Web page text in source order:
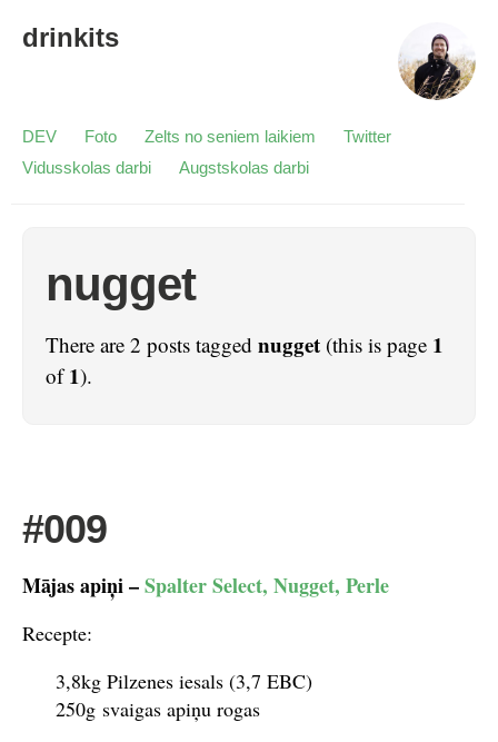
drinkits
DEV Foto Zelts no seniem laikiem
Twitter
Vidusskolas darbi
Augstskolas darbi
nugget
There are 2 posts tagged nugget (this is page 1
of1).
#009
Mājas apiņi –Spalter Select, Nugget, Perle
Recepte:
3,8kg Pilzenes iesals (3,7 EBC)
250g svaigas apiņu rogas